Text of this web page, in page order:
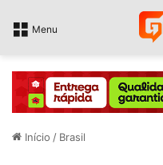
Menu
Início / Brasil